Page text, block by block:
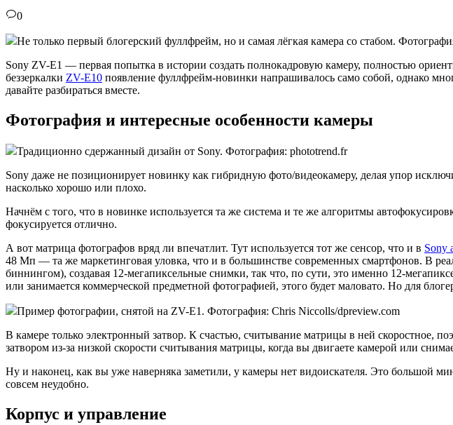
0
Не только первый блогерский фуллфрейм, но и самая лёгкая камера со стабом.
Sony ZV-E1 — первая попытка в истории создать полнокадровую камеру, полностью
беззеркалки ZV-E10 появление фуллфрейм-новинки напрашивалось само собой, однако
давайте разбираться вместе.
Фотография и интересные особенности камеры
Традиционно сдержанный дизайн от Sony. Фотография: phototrend.fr
Sony даже не позиционирует новинку как гибридную фото/видеокамеру, делая упор
насколько хорошо или плохо.
Начнём с того, что в новинке используется та же система и те же алгоритмы
фокусируется отлично.
А вот матрица фотографов вряд ли впечатлит. Тут используется тот же сенсор, что и в Sony
48 Мп — та же маркетинговая уловка, что и в большинстве современных смартфонов. В
биннингом), создавая 12-мегапиксельные снимки, так что, по сути, это именно 12-
или занимается коммерческой предметной фотографией, этого будет маловато. Но для
Пример фотографии, снятой на ZV-E1. Фотография: Chris Niccolls/dpreview.com
В камере только электронный затвор. К счастью, считывание матрицы в ней скоростное,
затвором из-за низкой скорости считывания матрицы, когда вы двигаете камерой или
Ну и наконец, как вы уже наверняка заметили, у камеры нет видоискателя. Это большой
совсем неудобно.
Корпус и управление